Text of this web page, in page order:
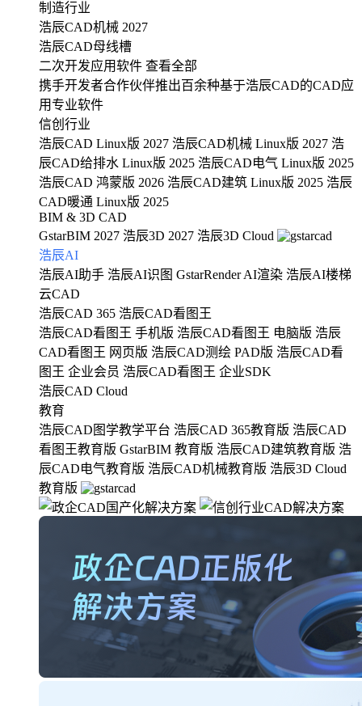
制造行业
浩辰CAD机械 2027
浩辰CAD母线槽
二次开发应用软件 查看全部
携手开发者合作伙伴推出百余种基于浩辰CAD的CAD应
用专业软件
信创行业
浩辰CAD Linux版 2027 浩辰CAD机械 Linux版 2027 浩
辰CAD给排水 Linux版 2025 浩辰CAD电气 Linux版 2025
浩辰CAD 鸿蒙版 2026 浩辰CAD建筑 Linux版 2025 浩辰
CAD暖通 Linux版 2025
BIM & 3D CAD
GstarBIM 2027 浩辰3D 2027 浩辰3D Cloud
浩辰AI
浩辰AI助手 浩辰AI识图 GstarRender AI渲染 浩辰AI楼梯
云CAD
浩辰CAD 365 浩辰CAD看图王
浩辰CAD看图王 手机版 浩辰CAD看图王 电脑版 浩辰
CAD看图王 网页版 浩辰CAD测绘 PAD版 浩辰CAD看
图王 企业会员 浩辰CAD看图王 企业SDK
浩辰CAD Cloud
教育
浩辰CAD图学教学平台 浩辰CAD 365教育版 浩辰CAD
看图王教育版 GstarBIM 教育版 浩辰CAD建筑教育版 浩
辰CAD电气教育版 浩辰CAD机械教育版 浩辰3D Cloud
教育版